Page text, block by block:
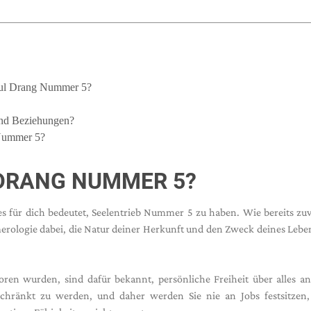
Drang Nummer 5?
Beziehungen?
5?
NUMMER 5?
für dich bedeutet, Seelentrieb Nummer 5 zu haben. Wie bereits
dabei, die Natur deiner Herkunft und den Zweck deines
wurden, sind dafür bekannt, persönliche Freiheit über alles
zu werden, und daher werden Sie nie an Jobs